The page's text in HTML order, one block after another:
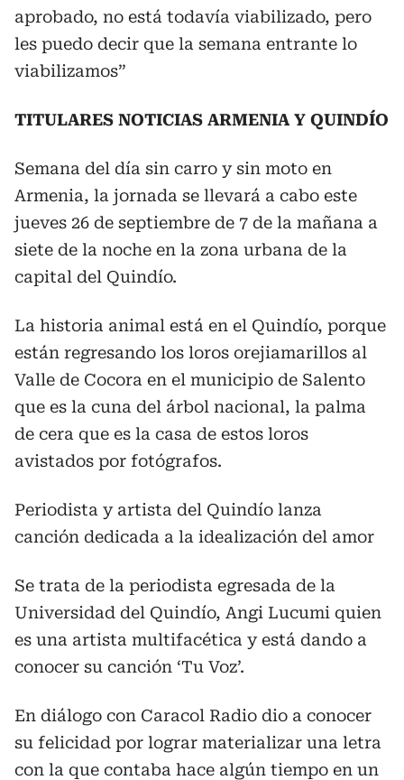
aprobado, no está todavía viabilizado, pero
les puedo decir que la semana entrante lo
viabilizamos”
TITULARES NOTICIAS ARMENIA Y QUINDÍO
Semana del día sin carro y sin moto en
Armenia, la jornada se llevará a cabo este
jueves 26 de septiembre de 7 de la mañana a
siete de la noche en la zona urbana de la
capital del Quindío.
La historia animal está en el Quindío, porque
están regresando los loros orejiamarillos al
Valle de Cocora en el municipio de Salento
que es la cuna del árbol nacional, la palma
de cera que es la casa de estos loros
avistados por fotógrafos.
Periodista y artista del Quindío lanza
canción dedicada a la idealización del amor
Se trata de la periodista egresada de la
Universidad del Quindío, Angi Lucumi quien
es una artista multifacética y está dando a
conocer su canción ‘Tu Voz’.
En diálogo con Caracol Radio dio a conocer
su felicidad por lograr materializar una letra
con la que contaba hace algún tiempo en un